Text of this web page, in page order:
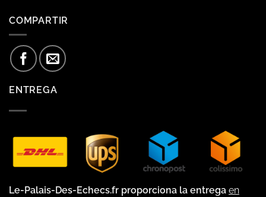
COMPARTIR
ENTREGA
Le-Palais-Des-Echecs.fr proporciona la entrega en